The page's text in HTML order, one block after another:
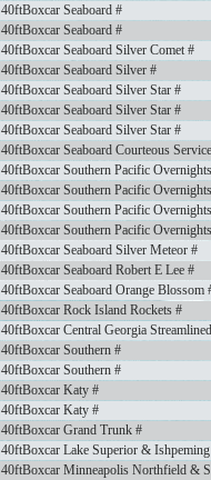
40ftBoxcar Seaboard #
40ftBoxcar Seaboard #
40ftBoxcar Seaboard Silver Comet #
40ftBoxcar Seaboard Silver #
40ftBoxcar Seaboard Silver Star #
40ftBoxcar Seaboard Silver Star #
40ftBoxcar Seaboard Silver Star #
40ftBoxcar Seaboard Courteous
40ftBoxcar Southern Pacific
40ftBoxcar Southern Pacific
40ftBoxcar Southern Pacific
40ftBoxcar Southern Pacific
40ftBoxcar Seaboard Silver Meteor #
40ftBoxcar Seaboard Robert E Lee #
40ftBoxcar Seaboard Orange Blossom
40ftBoxcar Rock Island Rockets #
40ftBoxcar Central Georgia
40ftBoxcar Southern #
40ftBoxcar Southern #
40ftBoxcar Katy #
40ftBoxcar Katy #
40ftBoxcar Grand Trunk #
40ftBoxcar Lake Superior &
40ftBoxcar Minneapolis Northfield &